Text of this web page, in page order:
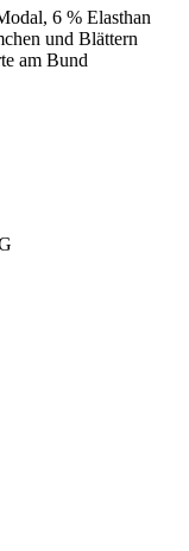
6 % Elasthan
und Blättern
am Bund